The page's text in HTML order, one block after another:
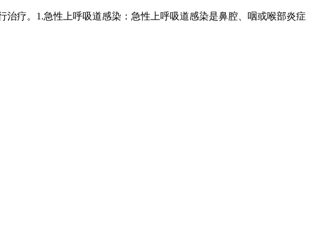
疗。1.急性上呼吸道感染：急性上呼吸道感染是鼻腔、咽或喉部炎症